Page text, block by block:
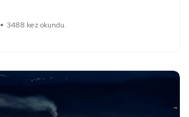
3488 kez okundu.